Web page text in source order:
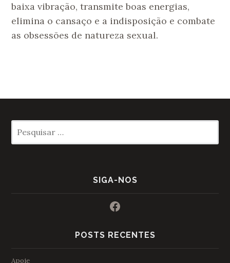
baixa vibração, transmite boas energias,
elimina o cansaço e a indisposição e combate
as obsessões de natureza sexual.
por:
SIGA-NOS
Facebook
POSTS RECENTES
Apoie